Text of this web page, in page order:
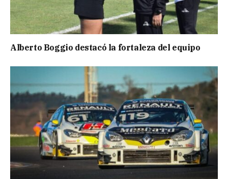
Alberto Boggio destacó la fortaleza del equipo